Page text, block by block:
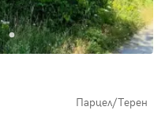
Парцел/Терен